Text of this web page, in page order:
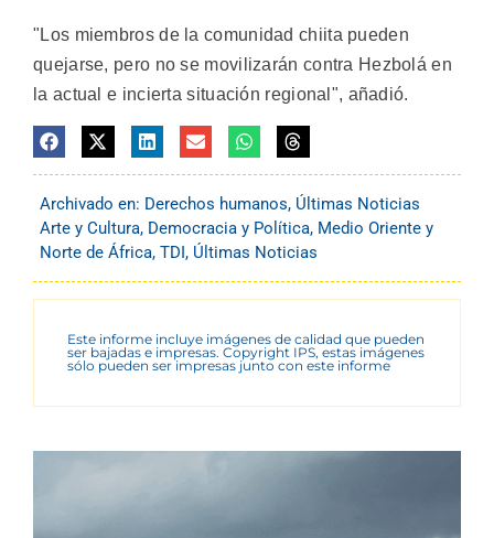
"Los miembros de la comunidad chiita pueden
quejarse, pero no se movilizarán contra Hezbolá en
la actual e incierta situación regional", añadió.
Archivado en: Derechos humanos, Últimas Noticias
Arte y Cultura, Democracia y Política, Medio Oriente y
Norte de África, TDI, Últimas Noticias
Este informe incluye imágenes de calidad que pueden
ser bajadas e impresas. Copyright IPS, estas imágenes
sólo pueden ser impresas junto con este informe